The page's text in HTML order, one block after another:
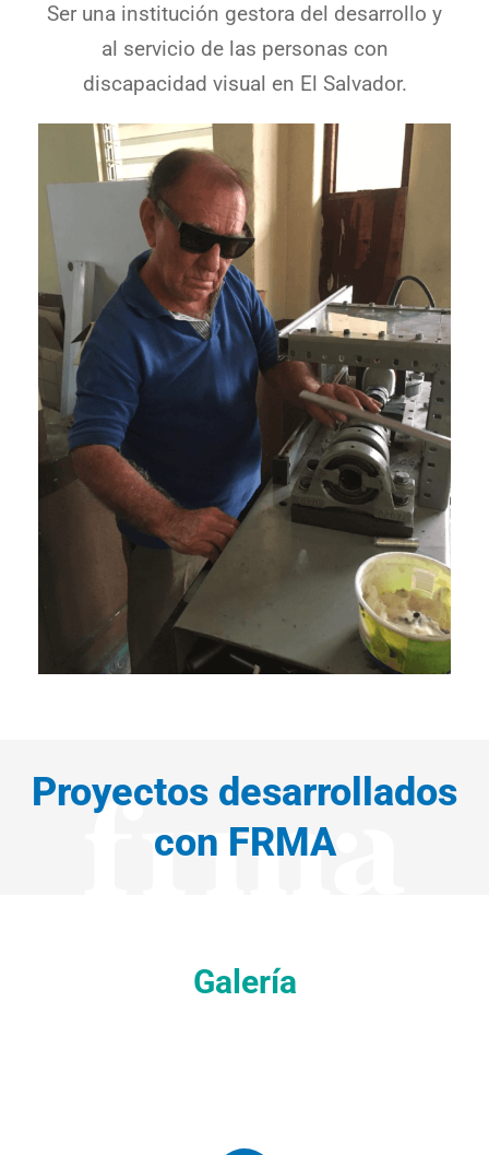
Ser una institución gestora del desarrollo y
al servicio de las personas con
discapacidad visual en El Salvador.
Proyectos desarrollados
con FRMA
Galería